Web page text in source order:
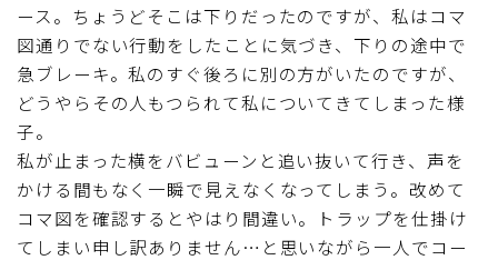
ース。ちょうどそこは下りだったのですが、私はコマ
図通りでない行動をしたことに気づき、下りの途中で
急ブレーキ。私のすぐ後ろに別の方がいたのですが、
どうやらその人もつられて私についてきてしまった様
子。
私が止まった横をバビューンと追い抜いて行き、声を
かける間もなく一瞬で見えなくなってしまう。改めて
コマ図を確認するとやはり間違い。トラップを仕掛け
てしまい申し訳ありません…と思いながら一人でコー